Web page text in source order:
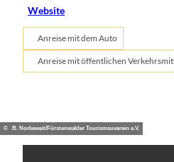
Website
Anreise mit dem Auto
Anreise mit öffentlichen
© B. Norkeweit/Fürstenwalder Tourismsuverein e.V.